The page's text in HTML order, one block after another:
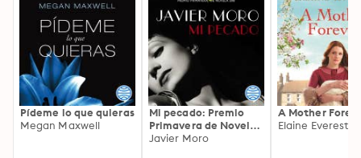
Pídeme lo que quieras
Megan Maxwell
Mi pecado: Premio
Primavera de Novela
2018
Javier Moro
A Mother
Elaine Everest